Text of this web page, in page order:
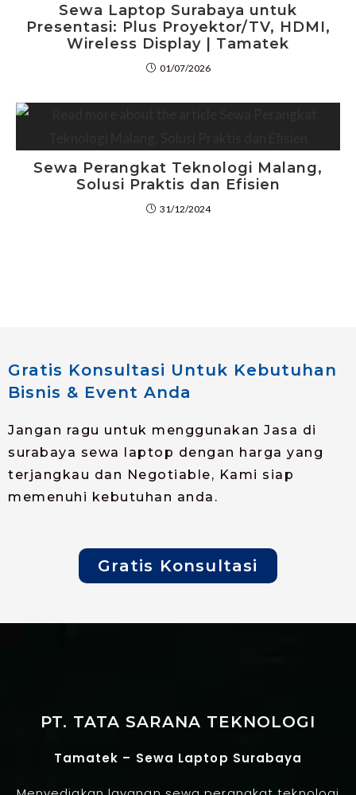
Sewa Laptop Surabaya untuk
Presentasi: Plus Proyektor/TV, HDMI,
Wireless Display | Tamatek
01/07/2026
Sewa Perangkat Teknologi Malang,
Solusi Praktis dan Efisien
31/12/2024
Gratis Konsultasi Untuk Kebutuhan
Bisnis & Event Anda
Jangan ragu untuk menggunakan Jasa di
surabaya sewa laptop dengan harga yang
terjangkau dan Negotiable, Kami siap
memenuhi kebutuhan anda.
Gratis Konsultasi
PT. TATA SARANA TEKNOLOGI
Tamatek – Sewa Laptop Surabaya